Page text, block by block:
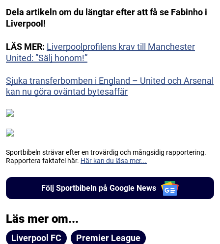
Dela artikeln om du längtar efter att få se Fabinho i
Liverpool!
LÄS MER: Liverpoolprofilens krav till Manchester
United: ”Sälj honom!”
Sjuka transferbomben i England – United och Arsenal
kan nu göra oväntad bytesaffär
Sportbibeln strävar efter en trovärdig och mångsidig rapportering.
Rapportera faktafel här. Här kan du läsa mer...
Följ Sportbibeln på Google News
Läs mer om...
Liverpool FC Premier League